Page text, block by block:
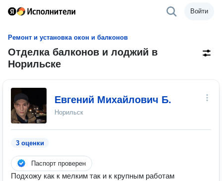
Войти
Ремонт и установка окон и балконов
Отделка балконов и лоджий в
Норильске
Евгений Михайлович Б.
Норильск
3 оценки
Паспорт проверен
Подхожу как к мелким так и к крупным работам